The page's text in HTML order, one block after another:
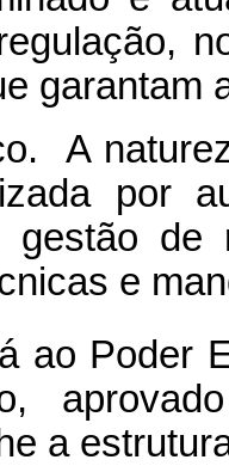
garantam
A
por
gestão de
e
Poder
a